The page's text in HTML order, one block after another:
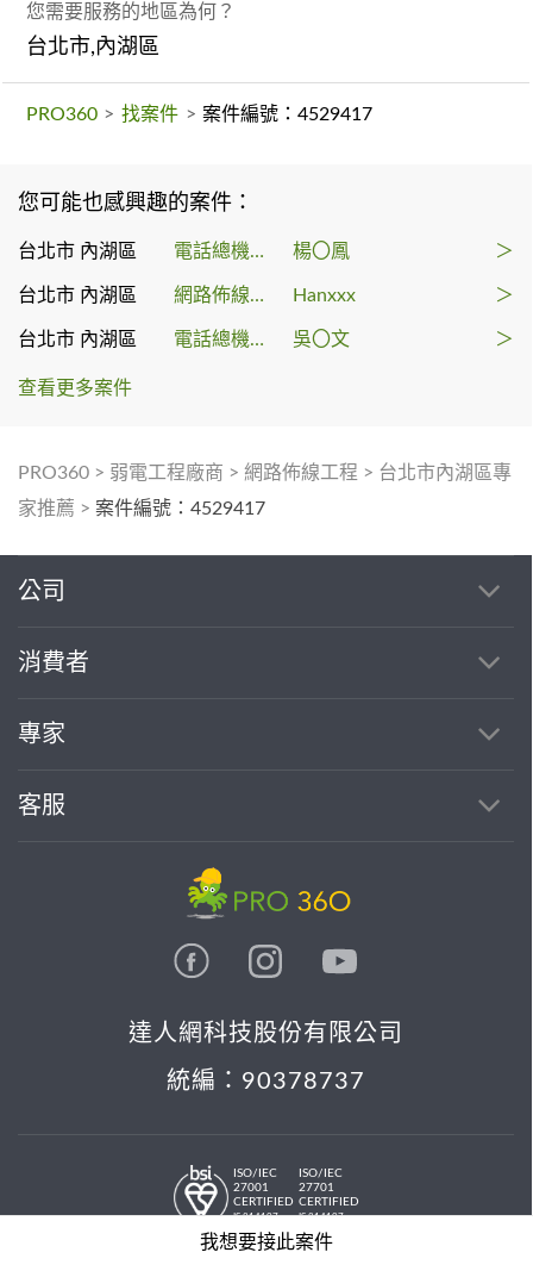
您需要服務的地區為何？
台北市,內湖區
PRO360 > 找案件 > 案件編號：4529417
您可能也感興趣的案件：
台北市 內湖區 電話總機系統 楊〇鳳 ＞
台北市 內湖區 網路佈線工程 Hanxxx ＞
台北市 內湖區 電話總機系統 吳〇文 ＞
查看更多案件
PRO360 > 弱電工程廠商 > 網路佈線工程 > 台北市內湖區專
家推薦 > 案件編號：4529417
我想要接此案件
公司
消費者
專家
客服
達人網科技股份有限公司
統編：90378737
ISO/IEC
27001
CERTIFIED
IS 814197
ISO/IEC
27701
CERTIFIED
IS 814197
© 2026 PRO36O. All rights reserved.